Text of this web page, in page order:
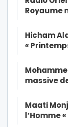
Royaume
Hicham
«
massive
Maati
l’Homme